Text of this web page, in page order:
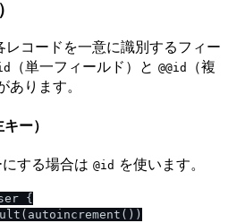
コードを一意に識別するフィー
（単一フィールド）と @@id
（複
ります。
ー）
する場合は @id を使います。
{